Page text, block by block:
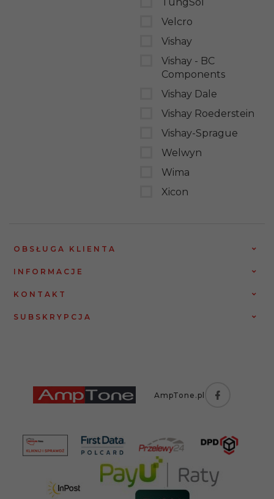
TungSol
Velcro
Vishay
Vishay - BC
Components
Vishay Dale
Vishay Roederstein
Vishay-Sprague
Welwyn
Wima
Xicon
OBSŁUGA KLIENTA
INFORMACJE
KONTAKT
SUBSKRYPCJA
AmpTone.pl